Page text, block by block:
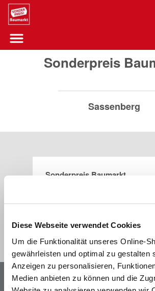
Diese Webseite verwendet Cookies
Um die Funktionalität unseres Online-
gewährleisten und optimal zu gestalten
Anzeigen zu personalisieren,
Medien anbieten zu können und die
Sounder Preis Logo
Menü öffnen-Schaltfläche
Sonderpreis
Sassenberg
Sonderpreis Baumarkt
Robert-Linnemann-Straße 8
Newsletter Facebook